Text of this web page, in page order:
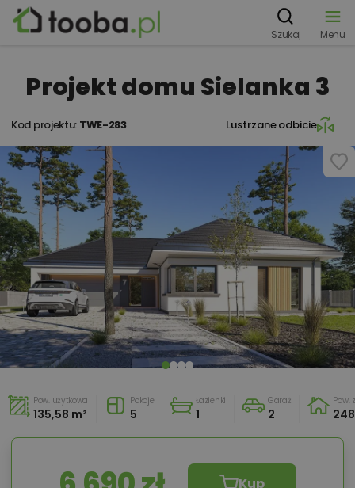
Szukaj Menu
Projekt domu Sielanka 3
Kod projektu: TWE-283 Lustrzane odbicie
Pow. użytkowa
135,58 m²
Pokoje
5
Łazienki
1
Garaż
2
Pow.
Kup